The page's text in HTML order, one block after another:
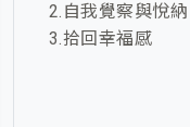
2.自我覺察與悅納
3.拾回幸福感